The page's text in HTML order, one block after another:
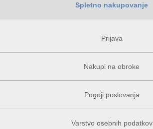
Spletno nakupovanje
Prijava
Nakupi na obroke
Pogoji poslovanja
Varstvo osebnih podatkov